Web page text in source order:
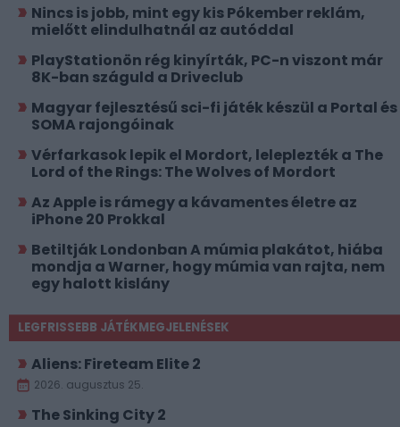
Nincs is jobb, mint egy kis Pókember reklám,
mielőtt elindulhatnál az autóddal
PlayStationön rég kinyírták, PC-n viszont már
8K-ban száguld a Driveclub
Magyar fejlesztésű sci-fi játék készül a Portal és
SOMA rajongóinak
Vérfarkasok lepik el Mordort, leleplezték a The
Lord of the Rings: The Wolves of Mordort
Az Apple is rámegy a kávamentes életre az
iPhone 20 Prokkal
Betiltják Londonban A múmia plakátot, hiába
mondja a Warner, hogy múmia van rajta, nem
egy halott kislány
LEGFRISSEBB JÁTÉKMEGJELENÉSEK
Aliens: Fireteam Elite 2
2026. augusztus 25.
The Sinking City 2